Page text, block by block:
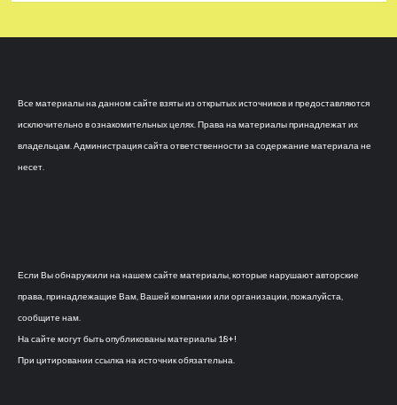
Все материалы на данном сайте взяты из открытых источников и предоставляются
исключительно в ознакомительных целях. Права на материалы принадлежат их
владельцам. Администрация сайта ответственности за содержание материала не
несет.
Если Вы обнаружили на нашем сайте материалы, которые нарушают авторские
права, принадлежащие Вам, Вашей компании или организации, пожалуйста,
сообщите нам.
На сайте могут быть опубликованы материалы 18+!
При цитировании ссылка на источник обязательна.